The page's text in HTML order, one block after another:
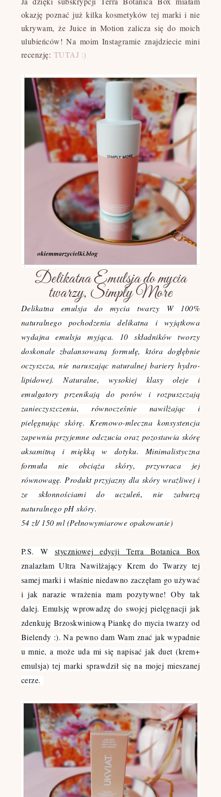
okazję poznać już kilka kosmetyków tej marki i nie
ukrywam, że Juice in Motion zalicza się do moich
ulubieńców! Na moim Instagramie znajdziecie mini
recenzję: TUTAJ :)
Delikatna Emulsja do mycia
twarzy, Simply More
Delikatna emulsja do mycia twarzy W 100%
naturalnego pochodzenia delikatna i wyjątkowa
wydajna emulsja myjąca. 10 składników tworzy
doskonale zbalansowaną formułę, która dogłębnie
oczyszcza, nie naruszając naturalnej bariery hydro-
lipidowej. Naturalne, wysokiej klasy oleje i
emulgatory przenikają do porów i rozpuszczają
zanieczyszczenia, równocześnie nawilżając i
pielęgnując skórę. Kremowo-mleczna konsystencja
zapewnia przyjemne odczucia oraz pozostawia skórę
aksamitną i miękką w dotyku. Minimalistyczna
formuła nie obciąża skóry, przywraca jej
równowagę. Produkt przyjazny dla skóry wrażliwej i
ze skłonnościami do uczuleń, nie zaburzą
naturalnego pH skóry.
54 zł/ 150 ml (Pełnowymiarowe opakowanie)
P.S. W styczniowej edycji Terra Botanica Box
znalazłamUltra Nawilżający Krem do Twarzy tej
samej marki i właśnie niedawno zaczęłam go używać
i jak narazie wrażenia mam pozytywne! Oby tak
dalej. Emulsję wprowadzę do swojej pielęgnacji jak
zdenkuję Brzoskwiniową Piankę do mycia twarzy od
Bielendy :). Na pewno dam Wam znać jak wypadnie
u mnie, a może uda mi się napisać jak duet (krem+
emulsja) tej marki sprawdził się na mojej mieszanej
cerze.